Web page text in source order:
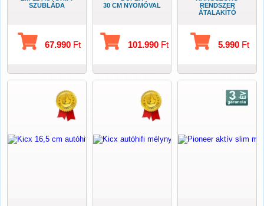
SZUBLÁDA
67.990 Ft
30 CM NYOMÓVAL
101.990Ft
RENDSZER
ÁTALAKÍTÓ
5.990Ft